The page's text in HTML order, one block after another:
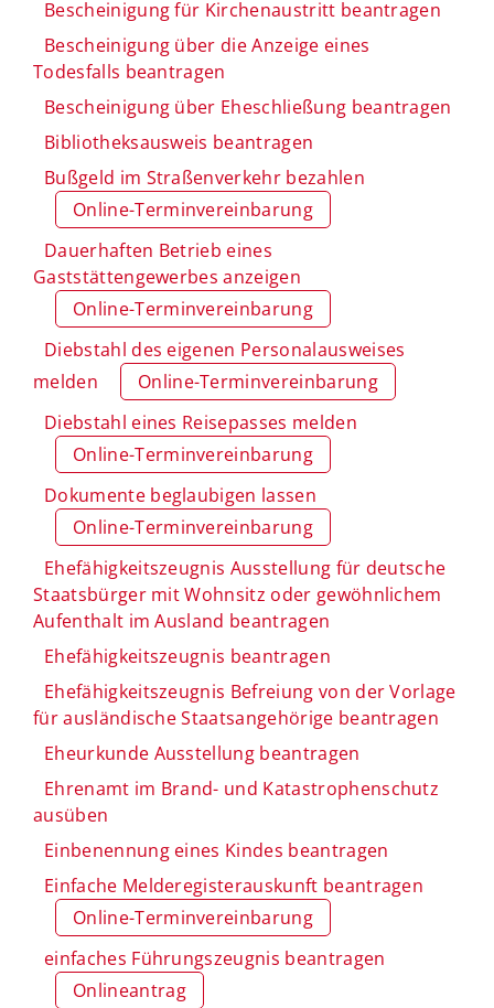
Bescheinigung für Kirchenaustritt beantragen
Bescheinigung über die Anzeige eines
Todesfalls beantragen
Bescheinigung über Eheschließung beantragen
Bibliotheksausweis beantragen
Bußgeld im Straßenverkehr bezahlen
Online-Terminvereinbarung
Dauerhaften Betrieb eines
Gaststättengewerbes anzeigen
Online-Terminvereinbarung
Diebstahl des eigenen Personalausweises
melden
Online-Terminvereinbarung
Diebstahl eines Reisepasses melden
Online-Terminvereinbarung
Dokumente beglaubigen lassen
Online-Terminvereinbarung
Ehefähigkeitszeugnis Ausstellung für deutsche
Staatsbürger mit Wohnsitz oder gewöhnlichem
Aufenthalt im Ausland beantragen
Ehefähigkeitszeugnis beantragen
Ehefähigkeitszeugnis Befreiung von der Vorlage
für ausländische Staatsangehörige beantragen
Eheurkunde Ausstellung beantragen
Ehrenamt im Brand- und Katastrophenschutz
ausüben
Einbenennung eines Kindes beantragen
Einfache Melderegisterauskunft beantragen
Online-Terminvereinbarung
einfaches Führungszeugnis beantragen
Onlineantrag